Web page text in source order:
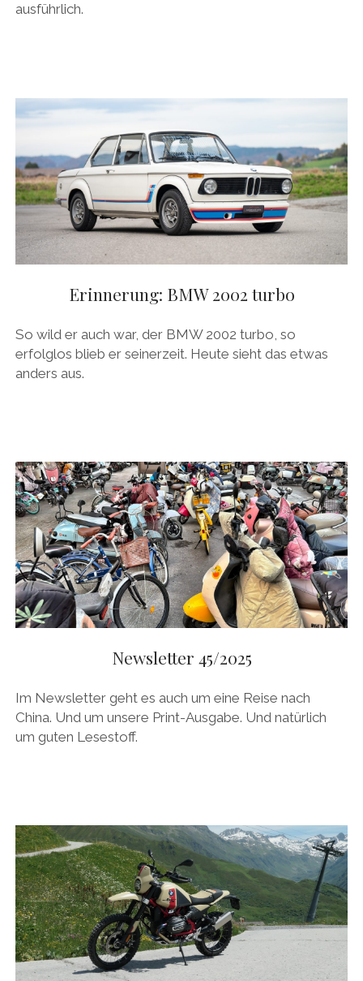
ausführlich.
Erinnerung: BMW 2002 turbo
So wild er auch war, der BMW 2002 turbo, so
erfolglos blieb er seinerzeit. Heute sieht das etwas
anders aus.
Newsletter 45/2025
Im Newsletter geht es auch um eine Reise nach
China. Und um unsere Print-Ausgabe. Und natürlich
um guten Lesestoff.